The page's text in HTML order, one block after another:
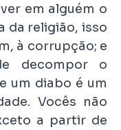
em alguém o
da religião, isso
à corrupção; e
decompor o
um diabo é um
Vocês não
a partir de